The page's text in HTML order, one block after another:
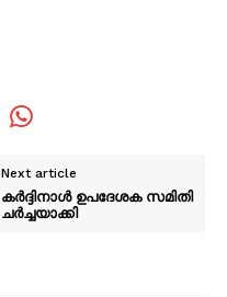
Next article
കർദ്ദിനാൾ ഉപദേശക സമിതി
ചർച്ചയാക്കി